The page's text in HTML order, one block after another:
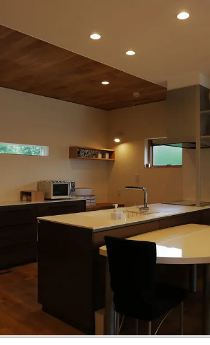
資料請求する
くりやま建築のこだわり